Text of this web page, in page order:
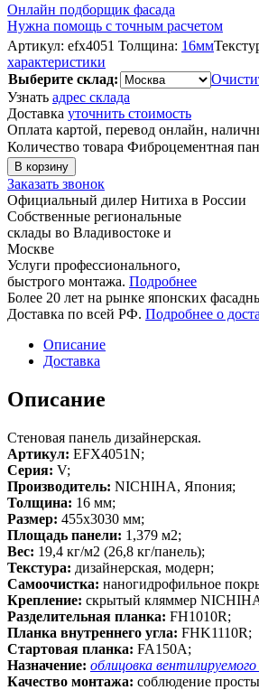
Онлайн подборщик фасада
Нужна помощь с точным расчетом
Артикул: efx4051 Толщина: 16мм
характеристики
Выберите склад:
Узнать адрес склада
Доставка уточнить стоимость
Оплата картой, перевод онлайн,
Количество товара Фиброцементная
В корзину
Заказать звонок
Официальный дилер Нитиха в России
Собственные региональные
склады во Владивостоке и
Москве
Услуги профессионального,
быстрого монтажа. Подробнее
Более 20 лет на рынке японских
Доставка по всей РФ. Подробнее о
Описание
Доставка
Описание
Стеновая панель дизайнерская.
Артикул: EFX4051N;
Серия: V;
Производитель: NICHIHA, Япония;
Толщина: 16 мм;
Размер: 455х3030 мм;
Площадь панели: 1,379 м2;
Вес: 19,4 кг/м2 (26,8 кг/панель);
Текстура: дизайнерская, модерн;
Самоочистка: наногидрофильное
Крепление: скрытый кляммер
Разделительная планка: FH1010R;
Планка внутреннего угла: FHK1110R;
Стартовая планка: FA150A;
Назначение: облицовка
Качество монтажа: соблюдение